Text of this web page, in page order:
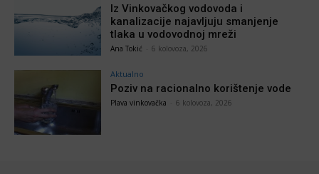
Iz Vinkovačkog vodovoda i
kanalizacije najavljuju smanjenje
tlaka u vodovodnoj mreži
Ana Tokić 6 kolovoza, 2026
Aktualno
Poziv na racionalno korištenje vode
Plava vinkovačka 6 kolovoza, 2026